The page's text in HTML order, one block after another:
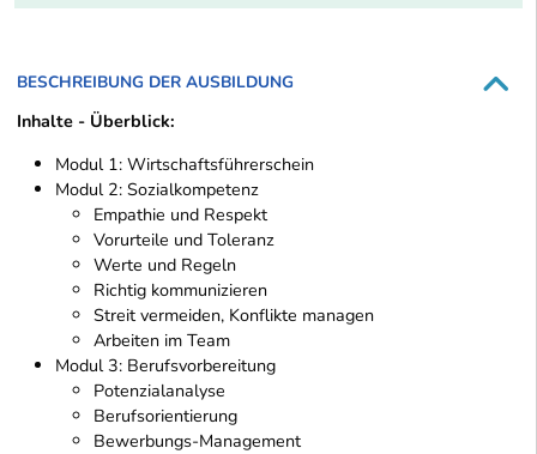
BESCHREIBUNG DER AUSBILDUNG
Inhalte - Überblick:
Modul 1: Wirtschaftsführerschein
Modul 2: Sozialkompetenz
Empathie und Respekt
Vorurteile und Toleranz
Werte und Regeln
Richtig kommunizieren
Streit vermeiden, Konflikte managen
Arbeiten im Team
Modul 3: Berufsvorbereitung
Potenzialanalyse
Berufsorientierung
Bewerbungs-Management